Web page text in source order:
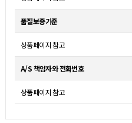
품질보증기준
상품페이지 참고
A/S 책임자와 전화번호
상품페이지 참고